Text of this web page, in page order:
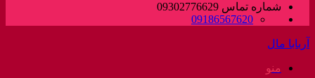
شماره تماس 09302776629
09186567620
آربابا مال
منو